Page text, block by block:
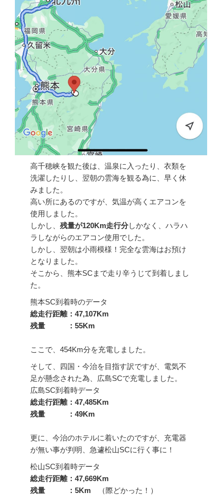
高千穂峡を観た後は、温泉に入ったり、衣類を
洗濯したりし、翌朝の雲海を観る為に、早く休
みました。
高い所にあるのですが、気温が高くエアコンを
使用しました。
しかし、残量が120Km走行分しかなく、ハラハ
ラしながらのエアコン使用でした。
しかし、翌朝は小雨模様！完全な雲海はお預け
となりました。
そこから、熊本SCまで走り辛うじて到着しまし
た。
熊本SC到着時のデータ
総走行距離：47,107Km
残量 ：55Km
ここで、454Km分を充電しました。
そして、四国・今治を目指す訳ですが、電気不
足が懸念された為、広島SCで充電しました。
広島SC到着時データ
総走行距離：47,485Km
残量 ：49Km
更に、今治のホテルに着いたのですが、充電器
が無い事が判明、急遽松山SCに行く事に！
松山SC到着時データ
総走行距離：47,669Km
残量 ：5Km
（際どかった！）